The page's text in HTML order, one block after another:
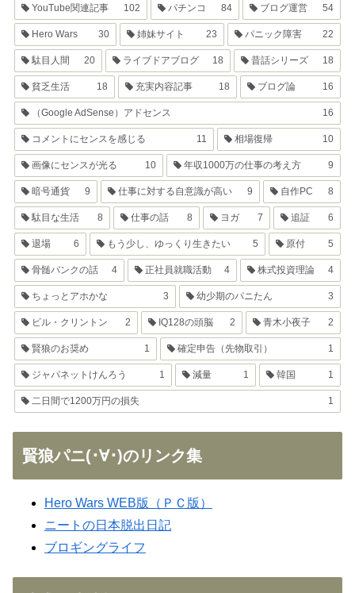
YouTube関連記事 102 パチンコ 84 ブログ運営 54
Hero Wars 30 姉妹サイト 23 パニック障害 22
駄目人間 20 ライブドアブログ 18 昔話シリーズ 18
貧乏生活 18 充実内容記事 18 ブログ論 16
（Google AdSense）アドセンス 16
コメントにセンスを感じる 11 相場復帰 10
画像にセンスが光る 10 年収1000万の仕事の考え方 9
暗号通貨 9 仕事に対する自意識が高い 9 自作PC 8
駄目な生活 8 仕事の話 8 ヨガ 7 追証 6
退場 6 もう少し、ゆっくり生きたい 5 原付 5
骨髄バンクの話 4 正社員就職活動 4 株式投資理論 4
ちょっとアホかな 3 幼少期のパニたん 3
ビル・クリントン 2 IQ128の頭脳 2 青木小夜子 2
賢狼のお奨め 1 確定申告（先物取引） 1
ジャパネットけんろう 1 減量 1 韓国 1
二日間で1200万円の損失 1
賢狼パニ(･∀･)のリンク集
Hero Wars WEB版（ＰＣ版）
ニートの日本脱出日記
ブロギングライフ